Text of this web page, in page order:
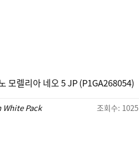
모렐리아 네오 5 JP (P1GA268054)
White Pack 조회수: 1025